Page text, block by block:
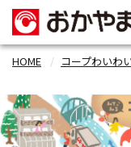
HOME コープわいわ